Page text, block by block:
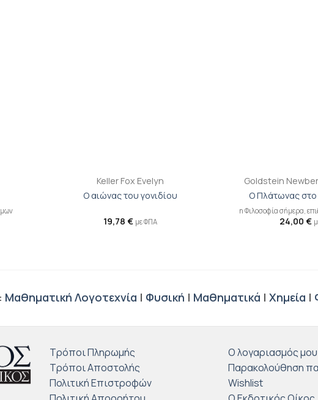
Keller Fox Evelyn
Ο αιώνας του γονιδίου
19,78 € με ΦΠΑ
Goldstein
Ο Πλάτωνας
η Φιλοσοφία σήμερα,
24,00 €
Μαθηματική Λογοτεχνία | Φυσική | Μαθηματικά | Χημεία |
Τρόποι Πληρωμής
Τρόποι Αποστολής
Πολιτική Επιστροφών
Ο λογαριασμός μου
Παρακολούθηση
Wishlist